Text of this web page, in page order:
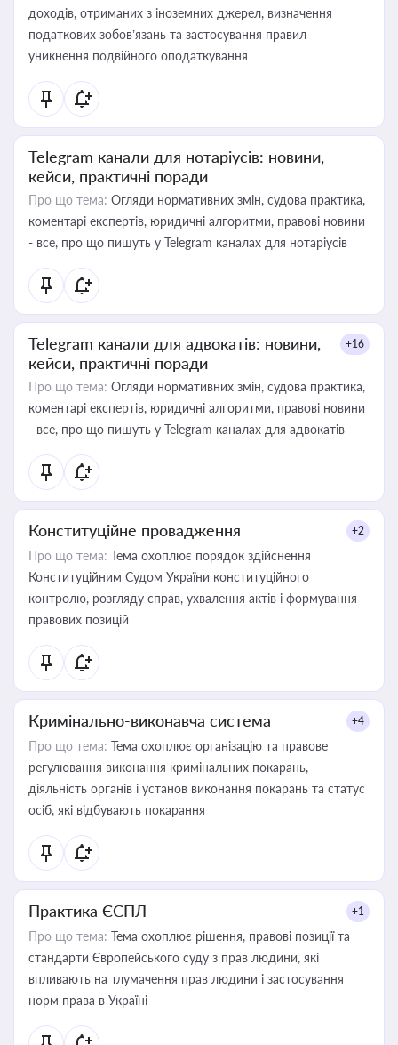
доходів, отриманих з іноземних джерел, визначення
податкових зобов’язань та застосування правил
уникнення подвійного оподаткування
Telegram канали для нотаріусів: новини,
кейси, практичні поради
Про що тема: Огляди нормативних змін, судова практика,
коментарі експертів, юридичні алгоритми, правові новини
- все, про що пишуть у Telegram каналах для нотаріусів
Telegram канали для адвокатів: новини,
кейси, практичні поради
+16
Про що тема: Огляди нормативних змін, судова практика,
коментарі експертів, юридичні алгоритми, правові новини
- все, про що пишуть у Telegram каналах для адвокатів
Конституційне провадження +2
Про що тема: Тема охоплює порядок здійснення
Конституційним Судом України конституційного
контролю, розгляду справ, ухвалення актів і формування
правових позицій
Кримінально-виконавча система +4
Про що тема: Тема охоплює організацію та правове
регулювання виконання кримінальних покарань,
діяльність органів і установ виконання покарань та статус
осіб, які відбувають покарання
Практика ЄСПЛ +1
Про що тема: Тема охоплює рішення, правові позиції та
стандарти Європейського суду з прав людини, які
впливають на тлумачення прав людини і застосування
норм права в Україні